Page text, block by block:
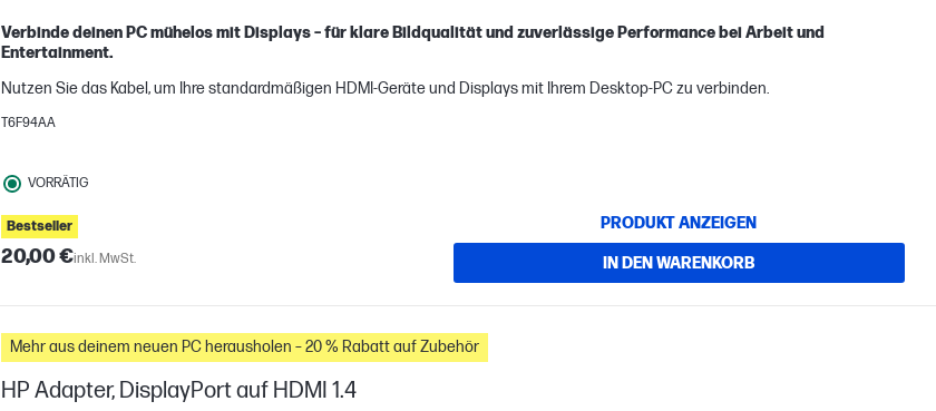
Verbinde deinen PC mühelos mit Displays – für klare Bildqualität und zuverlässige Performance bei Arbeit und
Entertainment.
Nutzen Sie das Kabel, um Ihre standardmäßigen HDMI-Geräte und Displays mit Ihrem Desktop-PC zu verbinden.
T6F94AA
VORRÄTIG
Bestseller
20,00 €inkl. MwSt.
PRODUKT ANZEIGEN
IN DEN WARENKORB
Mehr aus deinem neuen PC herausholen – 20 % Rabatt auf Zubehör
HP Adapter, DisplayPort auf HDMI 1.4